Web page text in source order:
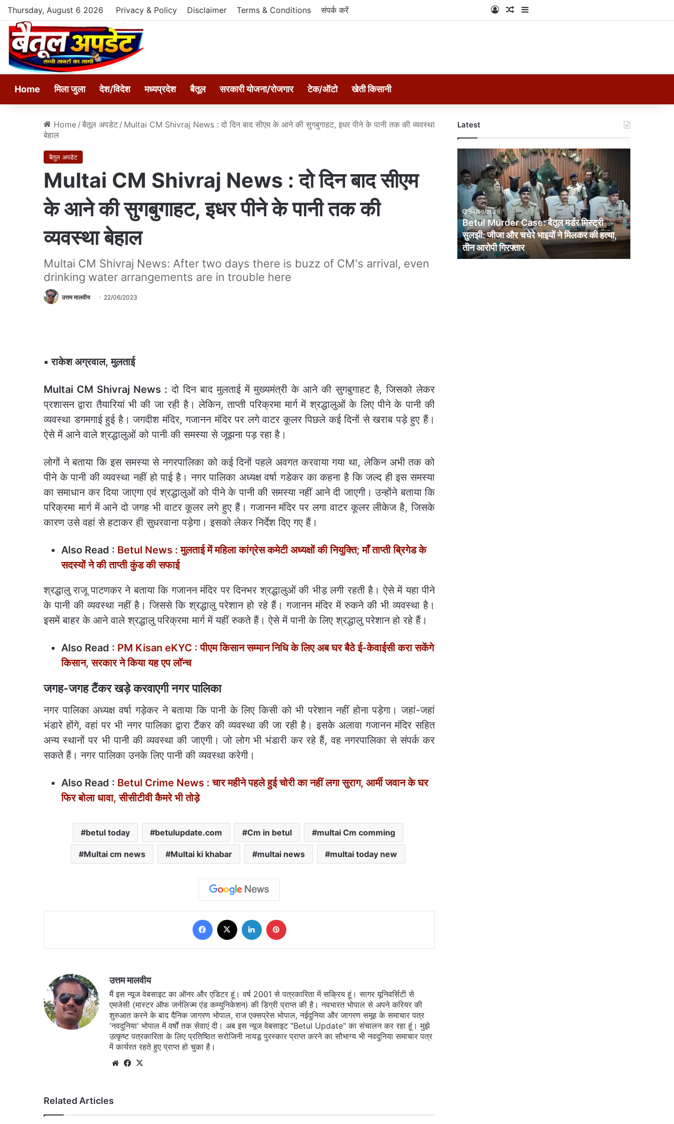
Thursday, August 6 2026 Privacy & Policy Disclaimer Terms & Conditions संपर्क करें Log InRandom Article
Sidebar
Home मिला जुला देश/विदेश मध्यप्रदेश बैतूल सरकारी योजना/रोजगार टेक/ऑटो खेती किसानी
Home / बैतूल अपडेट / Multai CM Shivraj News : दो दिन बाद सीएम के आने की सुगबुगाहट, इधर पीने के पानी तक की व्यवस्था
बेहाल
बैतूल अपडेट
Multai CM Shivraj News : दो दिन बाद सीएम
के आने की सुगबुगाहट, इधर पीने के पानी तक की
व्यवस्था बेहाल
Multai CM Shivraj News: After two days there is buzz of CM's arrival, even
drinking water arrangements are in trouble here
उत्तम मालवीय 22/06/2023
▪️ राकेश अग्रवाल, मुलताई
Multai CM Shivraj News : दो दिन बाद मुलताई में मुख्यमंत्री के आने की सुगबुगाहट है, जिसको लेकर
प्रशासन द्वारा तैयारियां भी की जा रही है। लेकिन, ताप्ती परिक्रमा मार्ग में श्रद्धालुओं के लिए पीने के पानी की
व्यवस्था डगमगाई हुई है। जगदीश मंदिर, गजानन मंदिर पर लगे वाटर कूलर पिछले कई दिनों से खराब पड़े हुए हैं।
ऐसे में आने वाले श्रद्धालुओं को पानी की समस्या से जूझना पड़ रहा है।
लोगों ने बताया कि इस समस्या से नगरपालिका को कई दिनों पहले अवगत करवाया गया था, लेकिन अभी तक को
पीने के पानी की व्यवस्था नहीं हो पाई है। नगर पालिका अध्यक्ष वर्षा गडेकर का कहना है कि जल्द ही इस समस्या
का समाधान कर दिया जाएगा एवं श्रद्धालुओं को पीने के पानी की समस्या नहीं आने दी जाएगी। उन्होंने बताया कि
परिक्रमा मार्ग में आने दो जगह भी वाटर कूलर लगे हुए हैं। गजानन मंदिर पर लगा वाटर कूलर लीकेज है, जिसके
कारण उसे वहां से हटाकर ही सुधरवाना पड़ेगा। इसको लेकर निर्देश दिए गए हैं।
Also Read : Betul News : मुलताई में महिला कांग्रेस कमेटी अध्यक्षों की नियुक्ति; माँ ताप्ती ब्रिगेड के
सदस्यों ने की ताप्ती कुंड की सफाई
श्रद्धालु राजू पाटणकर ने बताया कि गजानन मंदिर पर दिनभर श्रद्धालुओं की भीड़ लगी रहती है। ऐसे में यहा पीने
के पानी की व्यवस्था नहीं है। जिससे कि श्रद्धालु परेशान हो रहे हैं। गजानन मंदिर में रुकने की भी व्यवस्था है।
इसमें बाहर के आने वाले श्रद्धालु परिक्रमा मार्ग में यहीं रुकते हैं। ऐसे में पानी के लिए श्रद्धालु परेशान हो रहे हैं।
Also Read : PM Kisan eKYC : पीएम किसान सम्मान निधि के लिए अब घर बैठे ई-केवाईसी करा सकेंगे
किसान, सरकार ने किया यह एप लॉन्च
जगह-जगह टैंकर खड़े करवाएगी नगर पालिका
नगर पालिका अध्यक्ष वर्षा गड़ेकर ने बताया कि पानी के लिए किसी को भी परेशान नहीं होना पड़ेगा। जहां-जहां
भंडारे होंगे, वहां पर भी नगर पालिका द्वारा टैंकर की व्यवस्था की जा रही है। इसके अलावा गजानन मंदिर सहित
अन्य स्थानों पर भी पानी की व्यवस्था की जाएगी। जो लोग भी भंडारी कर रहे हैं, वह नगरपालिका से संपर्क कर
सकते हैं। नगर पालिका उनके लिए पानी की व्यवस्था करेगी।
Also Read : Betul Crime News : चार महीने पहले हुई चोरी का नहीं लगा सुराग, आर्मी जवान के घर
फिर बोला धावा, सीसीटीवी कैमरे भी तोड़े
betul today betulupdate.com Cm in betul multai Cm comming
Multai cm news Multai ki khabar multai news multai today new
Facebook LinkedIn
उत्तम मालवीय
मैं इस न्यूज वेबसाइट का ऑनर और एडिटर हूं। वर्ष 2001 से पत्रकारिता में सक्रिय हूं। सागर यूनिवर्सिटी से
एमजेसी (मास्टर ऑफ जर्नलिज्म एंड कम्युनिकेशन) की डिग्री प्राप्त की है। नवभारत भोपाल से अपने करियर की
शुरुआत करने के बाद दैनिक जागरण भोपाल, राज एक्सप्रेस भोपाल, नईदुनिया और जागरण समूह के समाचार पत्र
'नवदुनिया' भोपाल में वर्षों तक सेवाएं दी। अब इस न्यूज वेबसाइट "Betul Update" का संचालन कर रहा हूं। मुझे
उत्कृष्ट पत्रकारिता के लिए प्रतिष्ठित सरोजिनी नायडू पुरस्कार प्राप्त करने का सौभाग्य भी नवदुनिया समाचार पत्र
में कार्यरत रहते हुए प्राप्त हो चुका है।
WebsiteFacebook
Related Articles
Latest
Betul
Case:
बैतूल
मर्डर
मिस्ट्री
सुलझी:
जीजा
और
चचेरे
भाइयों
04/08/2026
Betul Murder Case: बैतूल मर्डर मिस्ट्री
सुलझी: जीजा और चचेरे भाइयों ने मिलकर की हत्या,
तीन आरोपी गिरफ्तार